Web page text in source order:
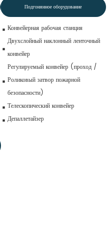
Подгонянное оборудование
Конвейерная рабочая станция
Двухслойный наклонный ленточный
конвейер
Регулируемый конвейер (проход /
Роликовый затвор пожарной
безопасности)
Телескопический конвейер
Депаллетайзер